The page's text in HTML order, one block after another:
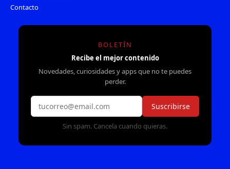
Contacto
BOLETÍN
Recibe el mejor contenido
Novedades, curiosidades y apps que no te puedes
perder.
Suscribirse
Sin spam. Cancela cuando quieras.